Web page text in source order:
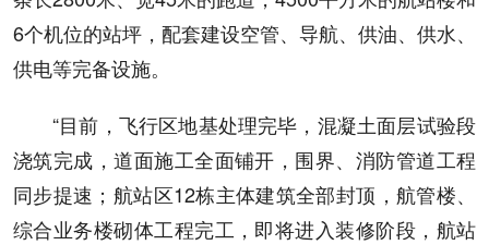
6个机位的站坪，配套建设空管、导航、供油、供水、
供电等完备设施。
“目前，飞行区地基处理完毕，混凝土面层试验段
浇筑完成，道面施工全面铺开，围界、消防管道工程
同步提速；航站区12栋主体建筑全部封顶，航管楼、
综合业务楼砌体工程完工，即将进入装修阶段，航站